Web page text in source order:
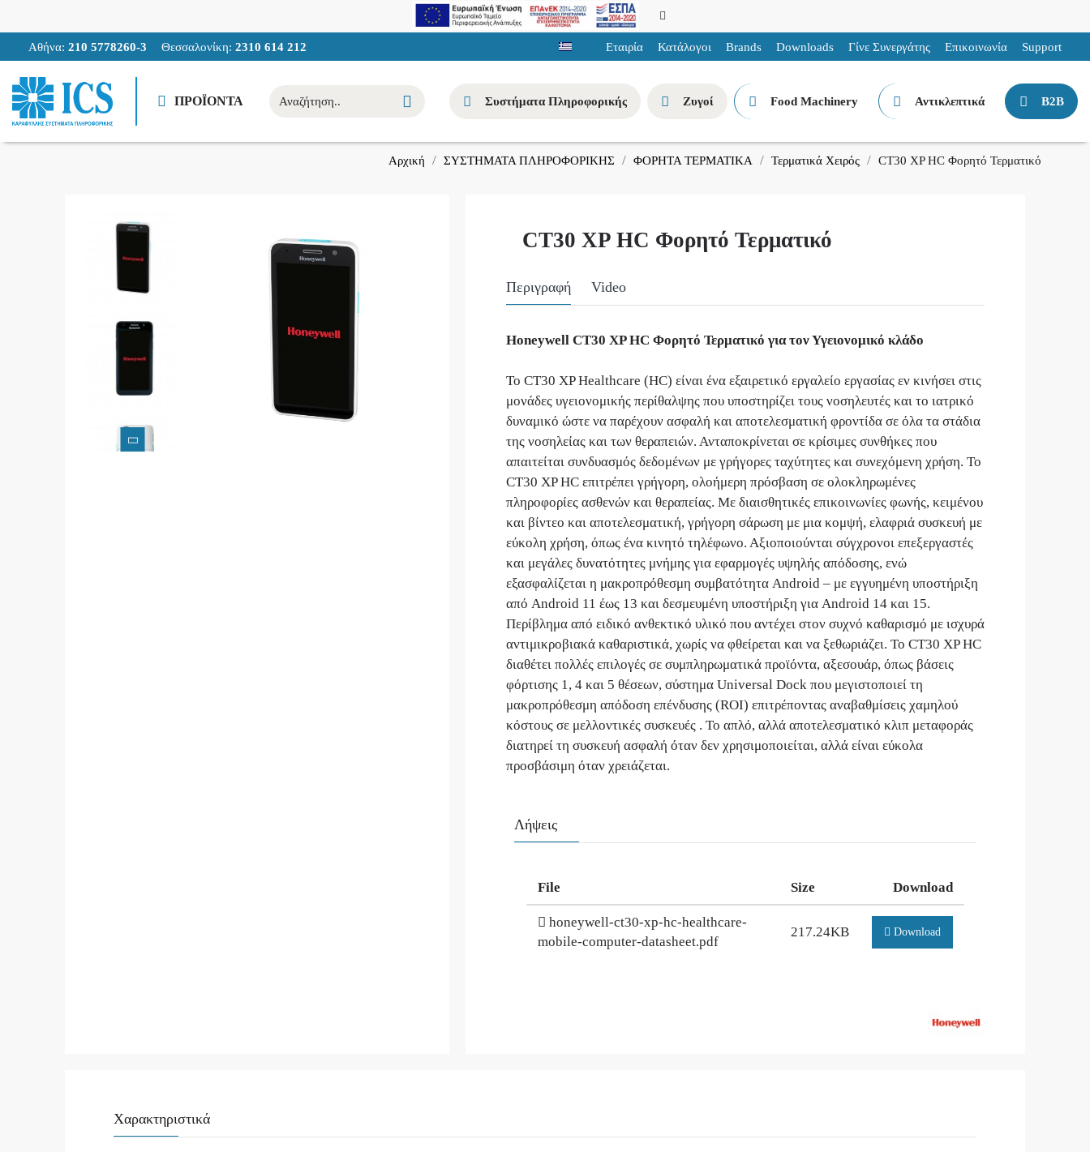
Αθήνα: 210 5778260-3 Θεσσαλονίκη: 2310 614 212 Εταιρία Κατάλογοι Brands Downloads Γίνε Συνεργάτης Επικοινωνία Support
ΠΡΟΪΟΝΤΑ Συστήματα Πληροφορικής Ζυγοί Food Machinery Αντικλεπτικά B2B
Αρχική ΣΥΣΤΗΜΑΤΑ ΠΛΗΡΟΦΟΡΙΚΗΣ ΦΟΡΗΤΑ ΤΕΡΜΑΤΙΚΑ Τερματικά Χειρός CT30 XP HC Φορητό Τερματικό
CT30 XP HC Φορητό Τερματικό
Λήψεις
File Size Download
honeywell-ct30-xp-hc-healthcare-
mobile-computer-datasheet.pdf
217.24KB Download
Περιγραφή Video
Honeywell CT30 XP HC Φορητό Τερματικό για τον Υγειονομικό κλάδο
Το CT30 XP Healthcare (HC) είναι ένα εξαιρετικό εργαλείο εργασίας εν κινήσει στις
μονάδες υγειονομικής περίθαλψης που υποστηρίζει τους νοσηλευτές και το ιατρικό
δυναμικό ώστε να παρέχουν ασφαλή και αποτελεσματική φροντίδα σε όλα τα στάδια
της νοσηλείας και των θεραπειών. Ανταποκρίνεται σε κρίσιμες συνθήκες που
απαιτείται συνδυασμός δεδομένων με γρήγορες ταχύτητες και συνεχόμενη χρήση. Το
CT30 XP HC επιτρέπει γρήγορη, ολοήμερη πρόσβαση σε ολοκληρωμένες
πληροφορίες ασθενών και θεραπείας. Με διαισθητικές επικοινωνίες φωνής, κειμένου
και βίντεο και αποτελεσματική, γρήγορη σάρωση με μια κομψή, ελαφριά συσκευή με
εύκολη χρήση, όπως ένα κινητό τηλέφωνο. Αξιοποιούνται σύγχρονοι επεξεργαστές
και μεγάλες δυνατότητες μνήμης για εφαρμογές υψηλής απόδοσης, ενώ
εξασφαλίζεται η μακροπρόθεσμη συμβατότητα Android – με εγγυημένη υποστήριξη
από Android 11 έως 13 και δεσμευμένη υποστήριξη για Android 14 και 15.
Περίβλημα από ειδικό ανθεκτικό υλικό που αντέχει στον συχνό καθαρισμό με ισχυρά
αντιμικροβιακά καθαριστικά, χωρίς να φθείρεται και να ξεθωριάζει. Το CT30 XP HC
διαθέτει πολλές επιλογές σε συμπληρωματικά προϊόντα, αξεσουάρ, όπως βάσεις
φόρτισης 1, 4 και 5 θέσεων, σύστημα Universal Dock που μεγιστοποιεί τη
μακροπρόθεσμη απόδοση επένδυσης (ROI) επιτρέποντας αναβαθμίσεις χαμηλού
κόστους σε μελλοντικές συσκευές . Το απλό, αλλά αποτελεσματικό κλιπ μεταφοράς
διατηρεί τη συσκευή ασφαλή όταν δεν χρησιμοποιείται, αλλά είναι εύκολα
προσβάσιμη όταν χρειάζεται.
Χαρακτηριστικά